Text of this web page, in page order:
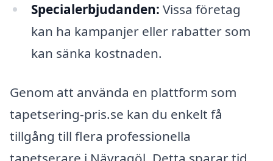
Specialerbjudanden: Vissa företag
kan ha kampanjer eller rabatter som
kan sänka kostnaden.
Genom att använda en plattform som
tapetsering-pris.se kan du enkelt få
tillgång till flera professionella